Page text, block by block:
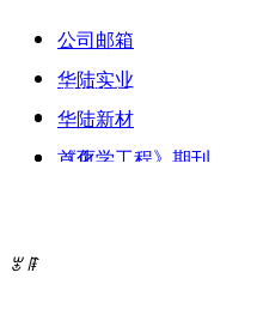
公司邮箱
华陆实业
华陆新材
《化学工程》期刊
欢迎访问华陆工程科技有限责任公
首页
ꂃ ꁹ